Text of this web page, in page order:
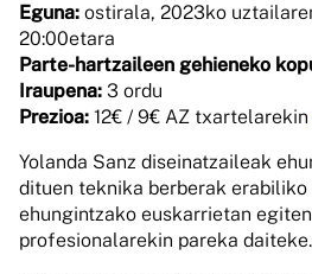
Eguna: ostirala, 2023ko
20:00etara
Parte-hartzaileen gehieneko
Iraupena: 3 ordu
Prezioa: 12€ / 9€ AZ txartelarekin
Yolanda Sanz diseinatzaileak
dituen teknika berberak erabiliko
ehungintzako euskarrietan
profesionalarekin pareka daiteke.